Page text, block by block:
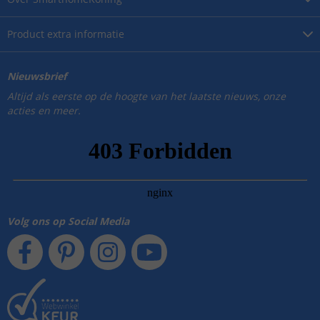
Product extra informatie
Nieuwsbrief
Altijd als eerste op de hoogte van het laatste nieuws, onze
acties en meer.
Volg ons op Social Media